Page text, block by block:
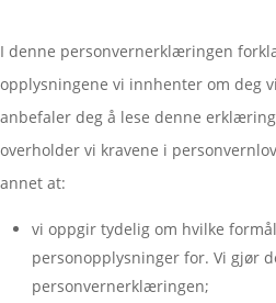
I denne personvernerklæringen
opplysningene vi innhenter om deg
anbefaler deg å lese denne
overholder vi kravene i
annet at:
vi oppgir tydelig om hvilke
personopplysninger for. Vi gjør
personvernerklæringen;